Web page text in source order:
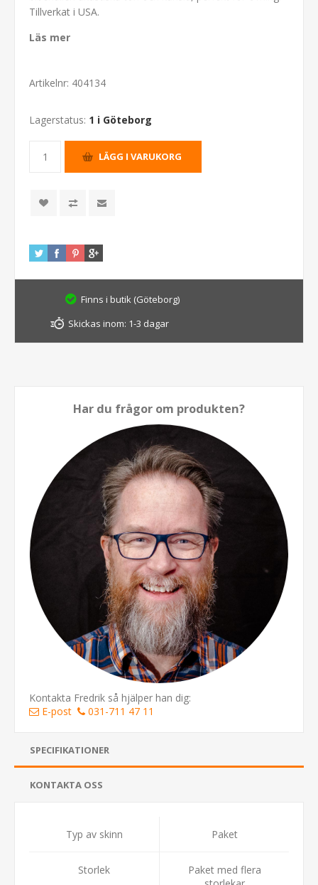
Tillverkat i USA.
Läs mer
Artikelnr: 404134
Lagerstatus: 1 i Göteborg
Finns i butik (Göteborg)
Skickas inom: 1-3 dagar
Har du frågor om produkten?
Kontakta Fredrik så hjälper han dig:
E-post
031-711 47 11
SPECIFIKATIONER
KONTAKTA OSS
Typ av skinn Paket
Storlek
Paket med flera